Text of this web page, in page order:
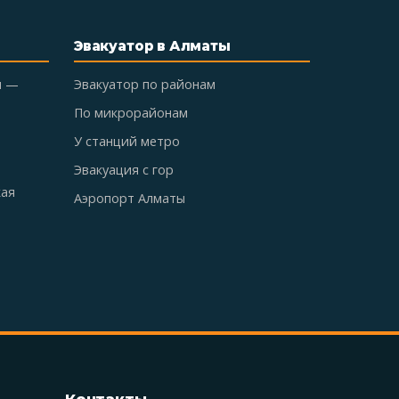
—
Эвакуатор в Алматы
Эвакуатор по районам
По микрорайонам
У станций метро
Эвакуация с гор
Аэропорт Алматы